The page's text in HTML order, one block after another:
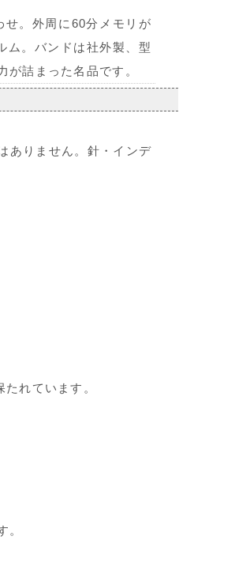
。外周に60分メモリが
ム。バンドは社外製、型
詰まった名品です。
ありません。針・インデ
れています。
。